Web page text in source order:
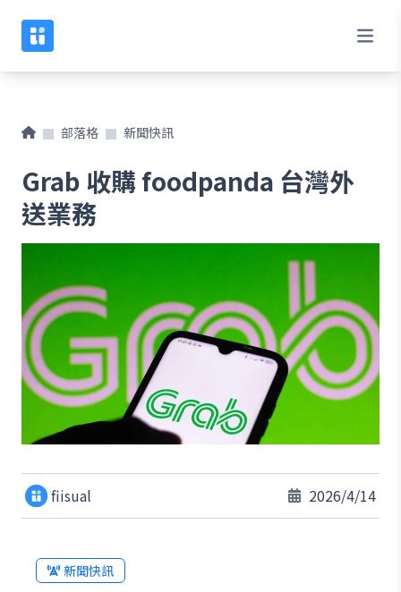
部落格 新聞快訊
Grab 收購 foodpanda 台灣外
送業務
fiisual 2026/4/14
新聞快訊